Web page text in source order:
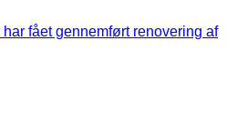
fået gennemført renovering af